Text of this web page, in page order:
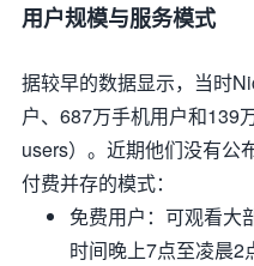
用户规模与服务模式
据较早的数据显示，当时
户、687万手机用户和139
users）。近期他们没有公
付费并存的模式：
免费用户 ：可观看大
时间晚上7点至凌晨2